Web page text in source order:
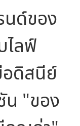
นด์ของ
ไลฟ์
ดิสนีย์
น "ของ